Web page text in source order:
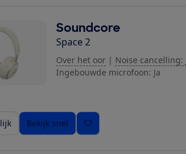
Soundcore
Space 2
Over het oor | Noise cancelling:
Ingebouwde microfoon: Ja
Bekijk snel